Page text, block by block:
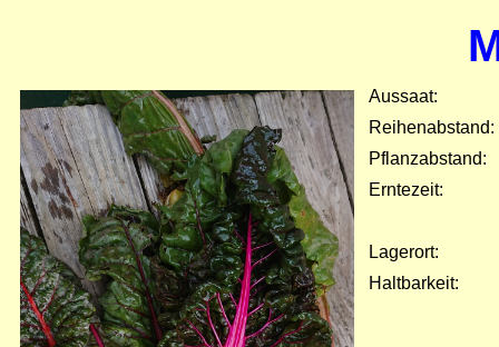
Aussaat:
Reihenabstand:
Pflanzabstand:
Erntezeit:
Lagerort:
Haltbarkeit: